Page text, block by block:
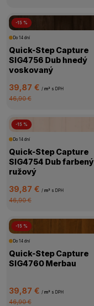
-15 %
Do 14 dní
Quick-Step Capture
SIG4756 Dub hnedý
voskovaný
39,87 €/ m² s DPH
46,90 €
-15 %
Do 14 dní
Quick-Step Capture
SIG4754 Dub farbený
ružový
39,87 €/ m² s DPH
46,90 €
-15 %
Do 14 dní
Quick-Step Capture
SIG4760 Merbau
39,87 €/ m² s DPH
46,90 €